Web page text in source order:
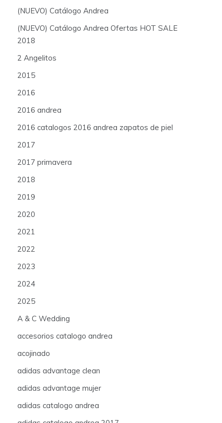
(NUEVO) Catálogo Andrea
(NUEVO) Catálogo Andrea Ofertas HOT SALE
2018
2 Angelitos
2015
2016
2016 andrea
2016 catalogos 2016 andrea zapatos de piel
2017
2017 primavera
2018
2019
2020
2021
2022
2023
2024
2025
A & C Wedding
accesorios catalogo andrea
acojinado
adidas advantage clean
adidas advantage mujer
adidas catalogo andrea